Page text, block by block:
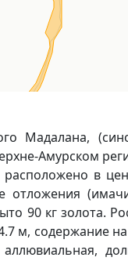
Мадалана,
Амурском
в
отложения
90 кг золота.
м, содержание